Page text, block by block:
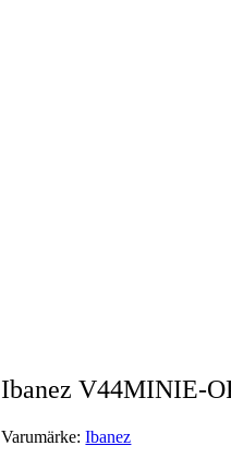
Ibanez V44MINIE-
Varumärke:Ibanez